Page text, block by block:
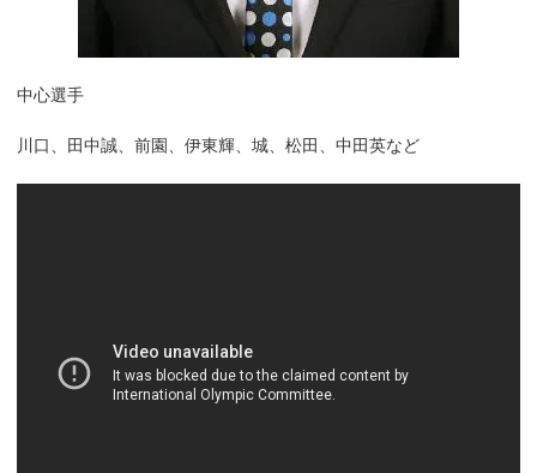
中心選手
川口、田中誠、前園、伊東輝、城、松田、中田英など